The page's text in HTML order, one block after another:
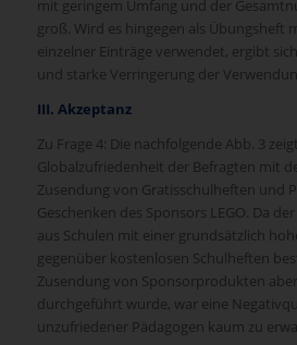
mit geringem Umfang und der
groß. Wird es hingegen als Übungsheft
einzelner Einträge verwendet, ergibt
und starke Verringerung der
III. Akzeptanz
Zu Frage 4: Die nachfolgende Abb. 3
Globalzufriedenheit der Befragten mit
Zusendung von Gratisschulheften und
Geschenken des Sponsors LEGO. Da
aus Schulen mit einer grundsätzlich
gegenüber kostenlosen Schulheften
Zusendung von Sponsorprodukten
durchgeführt wurde, war eine
unzufriedener Pädagogen kaum zu